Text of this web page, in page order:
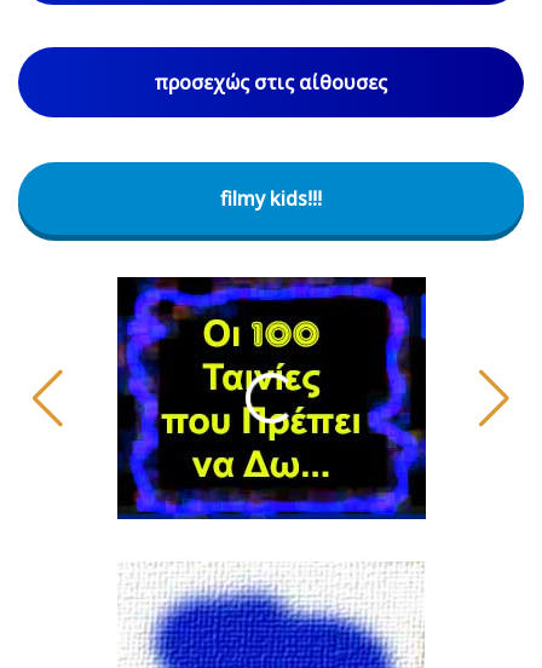
προσεχώς στις αίθουσες
filmy kids!!!